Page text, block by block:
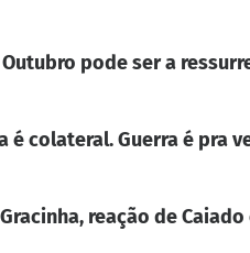
pode ser a
é colateral. Guerra é pra
reação de